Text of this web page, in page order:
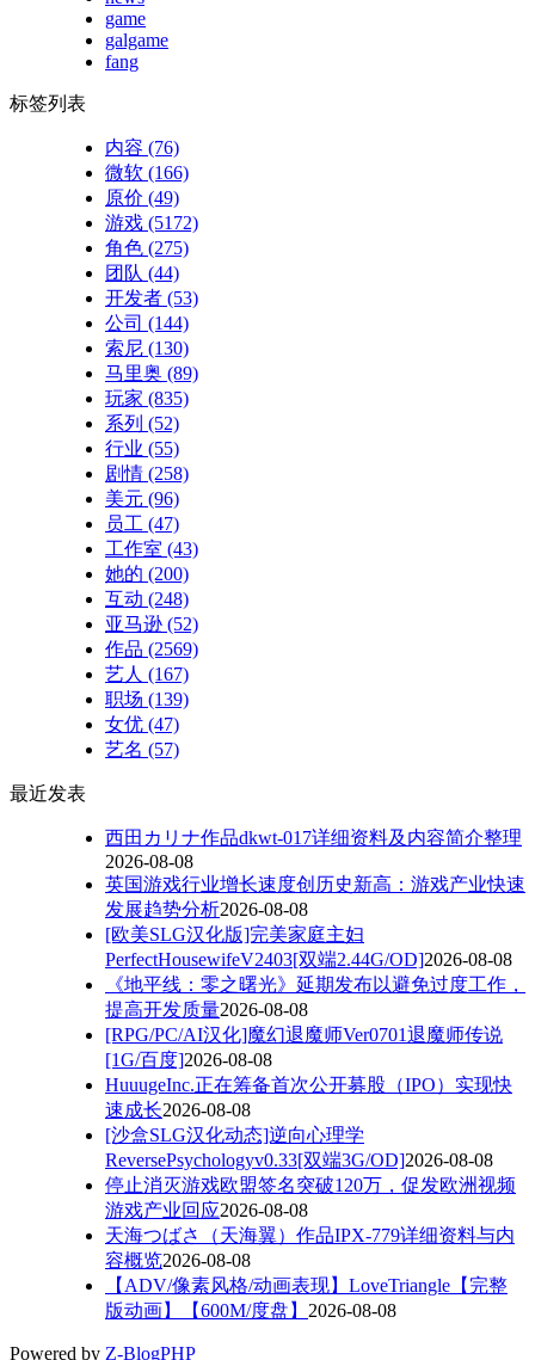
game
galgame
fang
标签列表
内容 (76)
微软 (166)
原价 (49)
游戏 (5172)
角色 (275)
团队 (44)
开发者 (53)
公司 (144)
索尼 (130)
马里奥 (89)
玩家 (835)
系列 (52)
行业 (55)
剧情 (258)
美元 (96)
员工 (47)
工作室 (43)
她的 (200)
互动 (248)
亚马逊 (52)
作品 (2569)
艺人 (167)
职场 (139)
女优 (47)
艺名 (57)
最近发表
西田カリナ作品dkwt-017详细资料及内容简介整理
2026-08-08
英国游戏行业增长速度创历史新高：游戏产业快速
发展趋势分析2026-08-08
[欧美SLG汉化版]完美家庭主妇
PerfectHousewifeV2403[双端2.44G/OD]2026-08-08
《地平线：零之曙光》延期发布以避免过度工作，
提高开发质量2026-08-08
[RPG/PC/AI汉化]魔幻退魔师Ver0701退魔师传说
[1G/百度]2026-08-08
HuuugeInc.正在筹备首次公开募股（IPO）实现快
速成长2026-08-08
[沙盒SLG汉化动态]逆向心理学
ReversePsychologyv0.33[双端3G/OD]2026-08-08
停止消灭游戏欧盟签名突破120万，促发欧洲视频
游戏产业回应2026-08-08
天海つばさ（天海翼）作品IPX-779详细资料与内
容概览2026-08-08
【ADV/像素风格/动画表现】LoveTriangle【完整
版动画】【600M/度盘】 2026-08-08
Powered by Z-BlogPHP